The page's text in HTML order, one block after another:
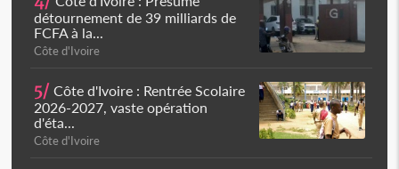
détournement de 39 milliards de
FCFA à la...
Côte d'Ivoire
5/ Côte d'Ivoire : Rentrée Scolaire
2026-2027, vaste opération
d'éta...
Côte d'Ivoire